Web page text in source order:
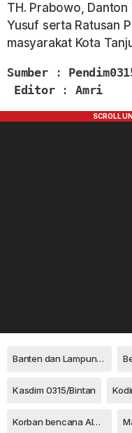
TH. Prabowo, Danton
Yusuf serta Ratusan
masyarakat Kota
Sumber :
Editor : Amri
Banten dan Lampung Selatan
Kasdim 0315/Bintan
Korban bencana Alam